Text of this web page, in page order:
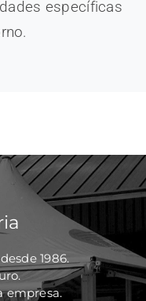
específicas
1986.
empresa.